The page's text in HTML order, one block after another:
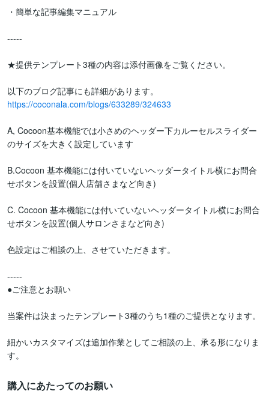
・簡単な記事編集マニュアル
-----
★提供テンプレート3種の内容は添付画像をご覧ください。
https://coconala.com/blogs/633289/324633
A, Cocoon基本機能では小さめのヘッダー下カルーセルスライダー
のサイズを大きく設定しています
B.Cocoon 基本機能には付いていないヘッダータイトル横にお問合
せボタンを設置(個人店舗さまなど向き)
C. Cocoon 基本機能には付いていないヘッダータイトル横にお問合
せボタンを設置(個人サロンさまなど向き)
色設定はご相談の上、させていただきます。
-----
●ご注意とお願い
当案件は決まったテンプレート3種のうち1種のご提供となります。
細かいカスタマイズは追加作業としてご相談の上、承る形になりま
す。
購入にあたってのお願い